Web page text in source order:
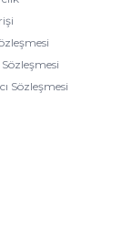
Sözleşmesi